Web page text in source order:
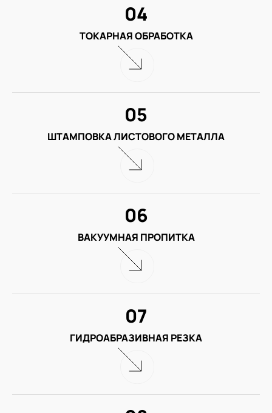
ТОКАРНАЯ ОБРАБОТКА
04
ШТАМПОВКА ЛИСТОВОГО МЕТАЛЛА
05
ВАКУУМНАЯ ПРОПИТКА
06
ГИДРОАБРАЗИВНАЯ РЕЗКА
07